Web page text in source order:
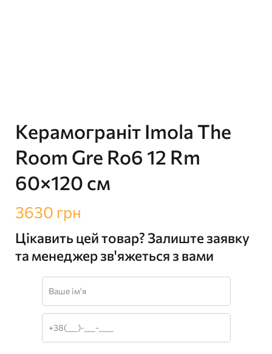
Керамограніт Imola The
Room Gre Ro6 12 Rm
60×120 см
3630 грн
Цікавить цей товар? Залиште заявку
та менеджер зв'яжеться з вами